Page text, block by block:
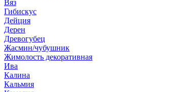
Вяз
Гибискус
Дейция
Дерен
Древогубец
Жасмин/чубушник
Жимолость декоративная
Ива
Калина
Кальмия